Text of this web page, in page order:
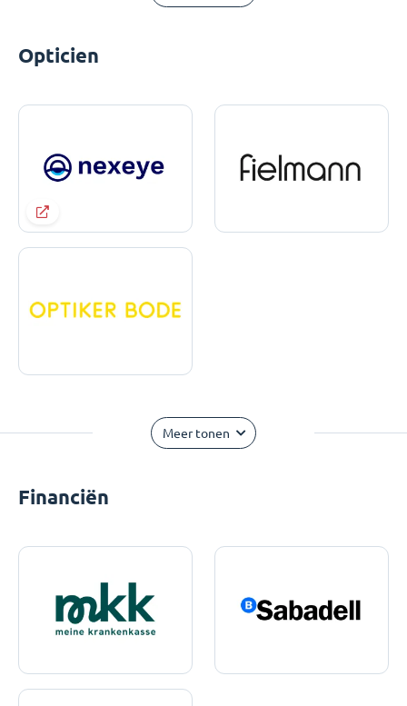
Opticien
Meer tonen
Financiën